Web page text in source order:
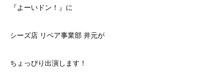
『よーいドン！』に
シーズ店 リペア事業部 井元が
ちょっぴり出演します！